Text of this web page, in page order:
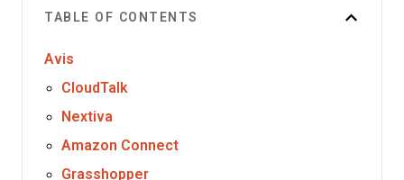
TABLE OF CONTENTS
Avis
CloudTalk
Nextiva
Amazon Connect
Grasshopper